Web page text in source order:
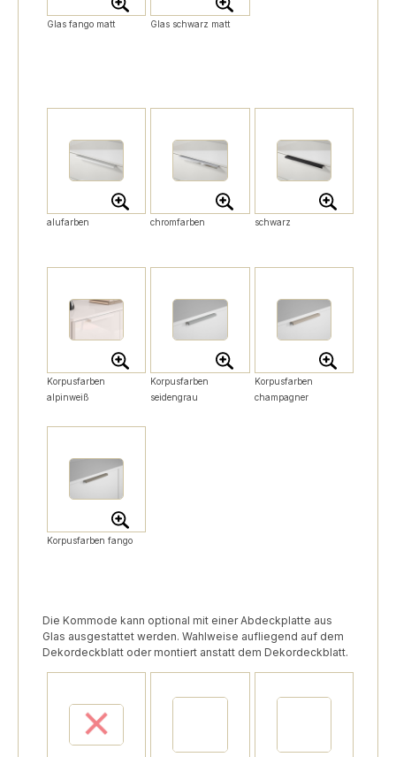
Glas fango matt Glas schwarz matt
alufarben chromfarben schwarz
Korpusfarben
alpinweiß
Korpusfarben
seidengrau
Korpusfarben
champagner
Korpusfarben fango
Die Kommode kann optional mit einer Abdeckplatte aus
Glas ausgestattet werden. Wahlweise aufliegend auf dem
Dekordeckblatt oder montiert anstatt dem Dekordeckblatt.